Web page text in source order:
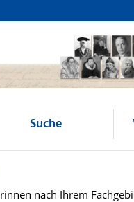
Suche
nach Ihrem